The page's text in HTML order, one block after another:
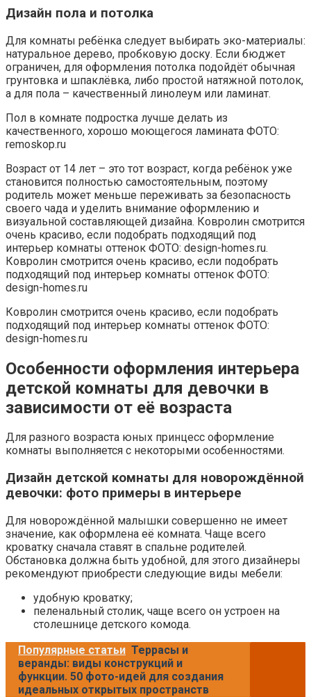
Дизайн пола и потолка
Для комнаты ребёнка следует выбирать эко-материалы:
натуральное дерево, пробковую доску. Если бюджет
ограничен, для оформления потолка подойдёт обычная
грунтовка и шпаклёвка, либо простой натяжной потолок,
а для пола – качественный линолеум или ламинат.
Пол в комнате подростка лучше делать из
качественного, хорошо моющегося ламината ФОТО:
remoskop.ru
Возраст от 14 лет – это тот возраст, когда ребёнок уже
становится полностью самостоятельным, поэтому
родитель может меньше переживать за безопасность
своего чада и уделить внимание оформлению и
визуальной составляющей дизайна. Ковролин смотрится
очень красиво, если подобрать подходящий под
интерьер комнаты оттенок ФОТО: design-homes.ru.
Ковролин смотрится очень красиво, если подобрать
подходящий под интерьер комнаты оттенок ФОТО:
design-homes.ru
Ковролин смотрится очень красиво, если подобрать
подходящий под интерьер комнаты оттенок ФОТО:
design-homes.ru
Особенности оформления интерьера
детской комнаты для девочки в
зависимости от её возраста
Для разного возраста юных принцесс оформление
комнаты выполняется с некоторыми особенностями.
Дизайн детской комнаты для новорождённой
девочки: фото примеры в интерьере
Для новорождённой малышки совершенно не имеет
значение, как оформлена её комната. Чаще всего
кроватку сначала ставят в спальне родителей.
Обстановка должна быть удобной, для этого дизайнеры
рекомендуют приобрести следующие виды мебели:
удобную кроватку;
пеленальный столик, чаще всего он устроен на
столешнице детского комода.
Популярные статьи Террасы и
веранды: виды конструкций и
функции. 50 фото-идей для создания
идеальных открытых пространств